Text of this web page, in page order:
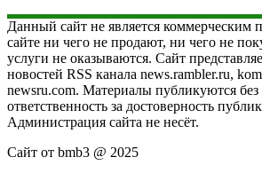
Данный сайт не является коммерческим
сайте ни чего не продают, ни чего не
услуги не оказываются. Сайт
новостей RSS канала news.rambler.ru,
newsru.com. Материалы публикуются без
ответственность за достоверность
Администрация сайта не несёт.
Сайт от bmb3 @ 2025